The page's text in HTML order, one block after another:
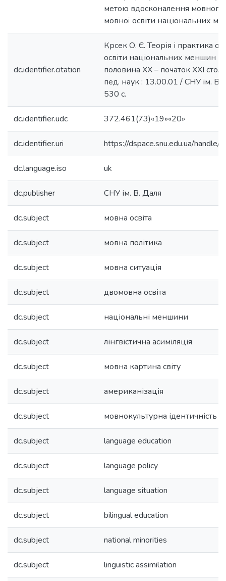
dc.identifier.citation
Крсек О. Є. Теорія і практика
освіти національних меншин
половина ХХ – початок ХХІ
пед. наук : 13.00.01 / СНУ ім. В.
530 с.
dc.identifier.udc 372.461(73)«19»«20»
dc.identifier.uri https://dspace.snu.edu.ua/
dc.language.iso uk
dc.publisher СНУ ім. В. Даля
dc.subject мовна освіта
dc.subject мовна політика
dc.subject мовна ситуація
dc.subject двомовна освіта
dc.subject національні меншини
dc.subject лінгвістична асиміляція
dc.subject мовна картина світу
dc.subject американізація
dc.subject мовнокультурна ідентичність
dc.subject language education
dc.subject language policy
dc.subject language situation
dc.subject bilingual education
dc.subject national minorities
dc.subject linguistic assimilation